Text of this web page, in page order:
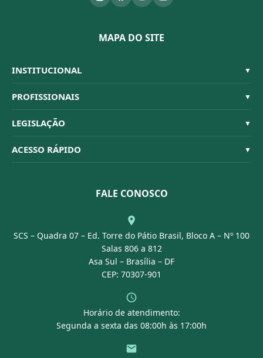
MAPA DO SITE
INSTITUCIONAL ▼
Sistema CFBM
Quem Somos
Organograma
Conselheiros
PROFISSIONAIS ▼
Habilitações
Código de Ética
Dúvidas Frequentes
LEGISLAÇÃO ▼
Resoluções
ACESSO RÁPIDO ▼
Portal Transparência
FALE CONOSCO
SCS – Quadra 07 – Ed. Torre do Pátio Brasil, Bloco A – Nº 100
Salas 806 a 812
Asa Sul – Brasília – DF
CEP: 70307-901
Horário de atendimento:
Segunda a sexta das 08:00h às 17:00h